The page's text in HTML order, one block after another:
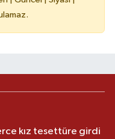
kız tesettüre girdi